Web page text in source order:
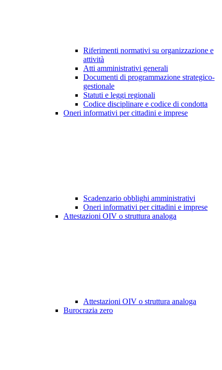
Riferimenti normativi su organizzazione e
attività
Atti amministrativi generali
Documenti di programmazione strategico-
gestionale
Statuti e leggi regionali
Codice disciplinare e codice di condotta
Oneri informativi per cittadini e imprese
Scadenzario obblighi amministrativi
Oneri informativi per cittadini e imprese
Attestazioni OIV o struttura analoga
Attestazioni OIV o struttura analoga
Burocrazia zero